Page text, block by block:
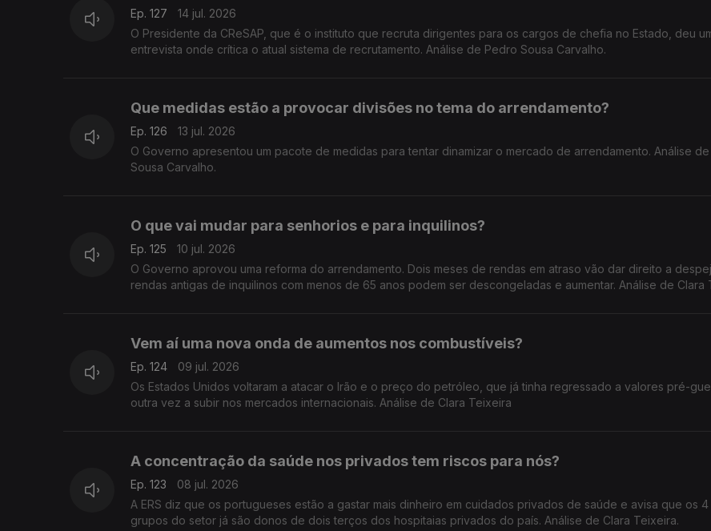
Ep. 127
14 jul. 2026
O Presidente da CReSAP, que é o instituto que recruta dirigentes para os cargos de chefia no Estado, deu
entrevista onde crítica o atual sistema de recrutamento. Análise de Pedro Sousa Carvalho.
Que medidas estão a provocar divisões no tema do arrendamento?
Ep. 126
13 jul. 2026
O Governo apresentou um pacote de medidas para tentar dinamizar o mercado de arrendamento. Análise
Sousa Carvalho.
O que vai mudar para senhorios e para inquilinos?
Ep. 125
10 jul. 2026
O Governo aprovou uma reforma do arrendamento. Dois meses de rendas em atraso vão dar direito a
rendas antigas de inquilinos com menos de 65 anos podem ser descongeladas e aumentar. Análise de Clara
Vem aí uma nova onda de aumentos nos combustíveis?
Ep. 124
09 jul. 2026
Os Estados Unidos voltaram a atacar o Irão e o preço do petróleo, que já tinha regressado a valores pré-guerra, está
outra vez a subir nos mercados internacionais. Análise de Clara Teixeira
A concentração da saúde nos privados tem riscos para nós?
Ep. 123
08 jul. 2026
A ERS diz que os portugueses estão a gastar mais dinheiro em cuidados privados de saúde e avisa que os
grupos do setor já são donos de dois terços dos hospitaias privados do país. Análise de Clara Teixeira.